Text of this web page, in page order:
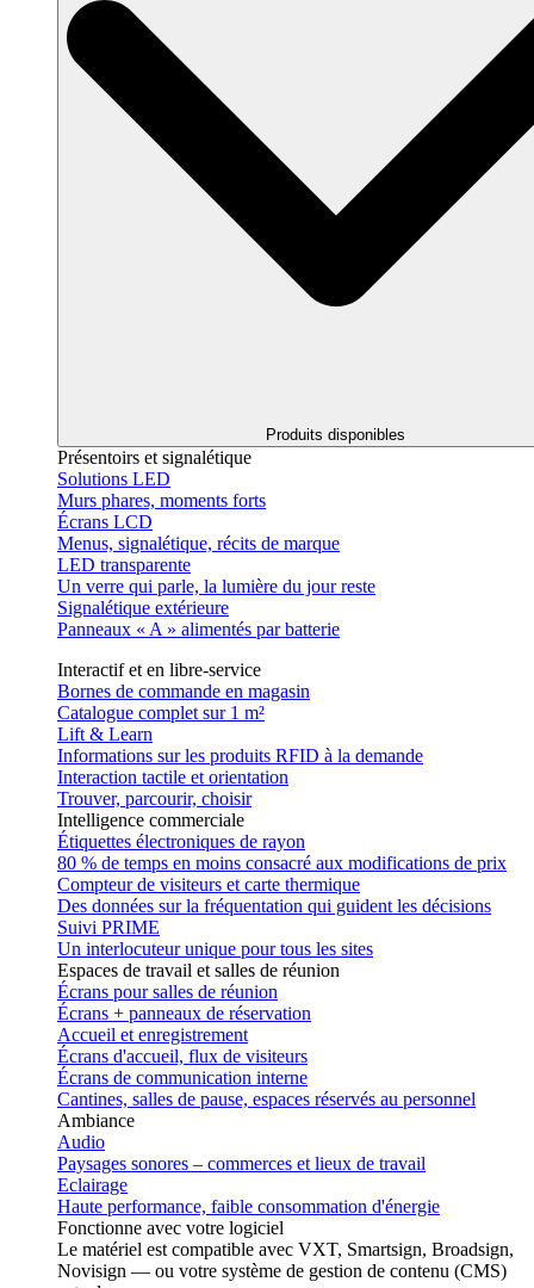
Produits disponibles
Présentoirs et signalétique
Solutions LED
Murs phares, moments forts
Écrans LCD
Menus, signalétique, récits de marque
LED transparente
Un verre qui parle, la lumière du jour reste
Signalétique extérieure
Panneaux « A » alimentés par batterie
Interactif et en libre-service
Bornes de commande en magasin
Catalogue complet sur 1 m²
Lift & Learn
Informations sur les produits RFID à la demande
Interaction tactile et orientation
Trouver, parcourir, choisir
Intelligence commerciale
Étiquettes électroniques de rayon
80 % de temps en moins consacré aux modifications de prix
Compteur de visiteurs et carte thermique
Des données sur la fréquentation qui guident les décisions
Suivi PRIME
Un interlocuteur unique pour tous les sites
Espaces de travail et salles de réunion
Écrans pour salles de réunion
Écrans + panneaux de réservation
Accueil et enregistrement
Écrans d'accueil, flux de visiteurs
Écrans de communication interne
Cantines, salles de pause, espaces réservés au personnel
Ambiance
Audio
Paysages sonores – commerces et lieux de travail
Eclairage
Haute performance, faible consommation d'énergie
Fonctionne avec votre logiciel
Le matériel est compatible avec VXT, Smartsign, Broadsign,
Novisign — ou votre système de gestion de contenu (CMS)